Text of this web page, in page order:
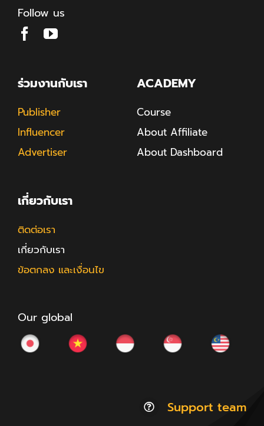
Follow us
ร่วมงานกับเรา
Publisher
Influencer
Advertiser
ACADEMY
Course
About Affiliate
About Dashboard
เกี่ยวกับเรา
ติดต่อเรา
เกี่ยวกับเรา
ข้อตกลง และเงื่อนไข
Our global
Support team